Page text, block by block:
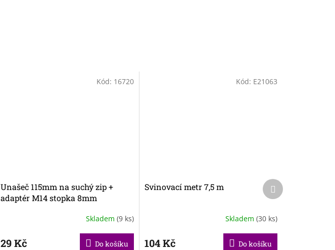
Unašeč 115mm na suchý zip +
adaptér M14 stopka 8mm
Skladem (9 ks)
29 Kč Do košíku
Kód: 16720
Svinovací metr 7,5 m
Skladem (30 ks)
104 Kč Do košíku
Kód: E21063
Další
produkt